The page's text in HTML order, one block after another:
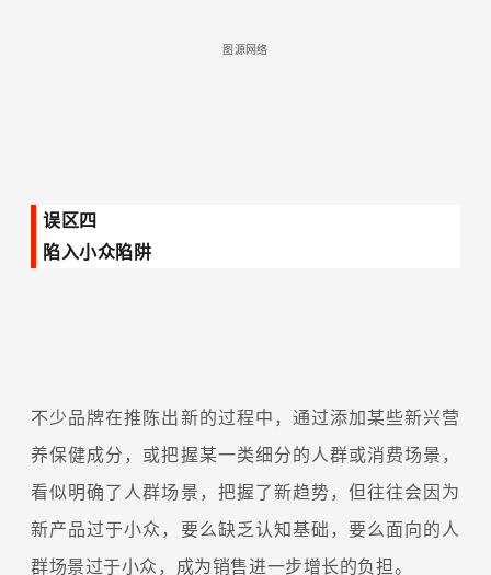
图源网络
误区四
陷入小众陷阱
不少品牌在推陈出新的过程中，通过添加某些新兴营
养保健成分，或把握某一类细分的人群或消费场景，
看似明确了人群场景，把握了新趋势，但往往会因为
新产品过于小众，要么缺乏认知基础，要么面向的人
群场景过于小众，成为销售进一步增长的负担。